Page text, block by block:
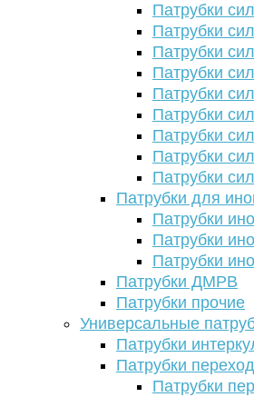
Патрубки
Патрубки
Патрубки
Патрубки
Патрубки
Патрубки
Патрубки
Патрубки
Патрубки
Патрубки для
Патрубки
Патрубки
Патрубки
Патрубки ДМРВ
Патрубки прочие
Универсальные
Патрубки
Патрубки
Патрубки